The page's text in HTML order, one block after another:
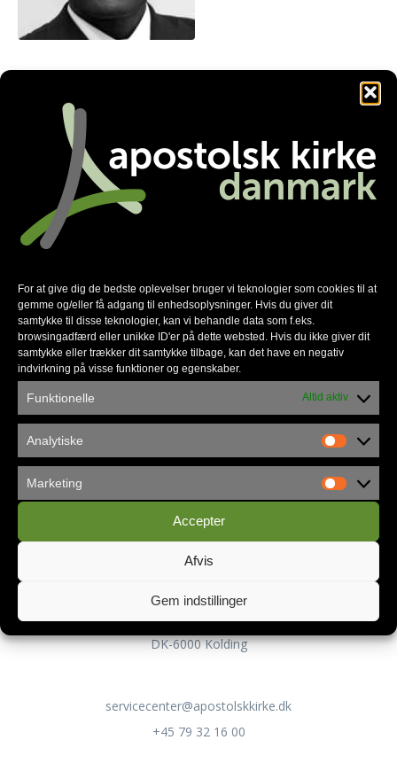
For at give dig de bedste oplevelser bruger vi teknologier som cookies til at
gemme og/eller få adgang til enhedsoplysninger. Hvis du giver dit
samtykke til disse teknologier, kan vi behandle data som f.eks.
browsingadfærd eller unikke ID'er på dette websted. Hvis du ikke giver dit
samtykke eller trækker dit samtykke tilbage, kan det have en negativ
indvirkning på visse funktioner og egenskaber.
Funktionelle Altid aktiv
Analytiske
Marketing
Accepter
Afvis
Gem indstillinger
Facebook
*skal udfyldes
E-mail*
Privatlivspolitik
Kontakt
Servicecenteret
Lykkegårdsvej 100
DK-6000 Kolding
servicecenter@apostolskkirke.dk
+45 79 32 16 00